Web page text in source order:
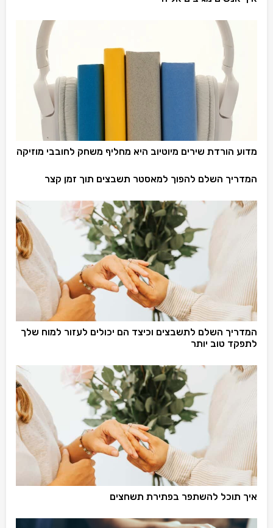
מדוע הורדת שירים מיוטיוב היא מחליף משחק לחובבי מוזיקה
המדריך השלם להפוך למאסטר תשבצים תוך זמן קצר
המדריך השלם לתשבצים וכיצד הם יכולים לעזור למוח שלך
לתפקד טוב יותר
איך תוכל להשתפר בפתירת תשחצים